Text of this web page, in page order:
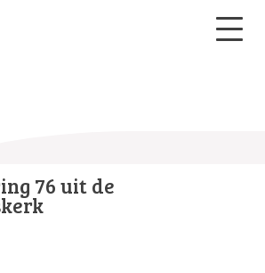
76 uit de